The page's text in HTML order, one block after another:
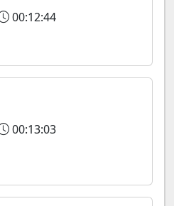
00:12:44
00:13:03